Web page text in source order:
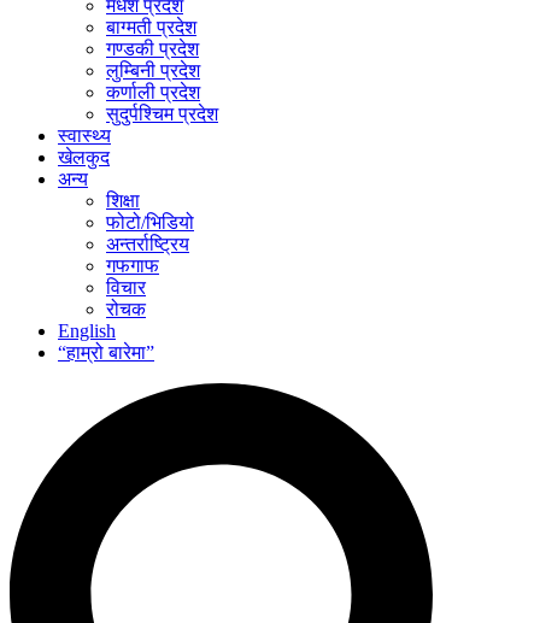
मधेश प्रदेश
बाग्मती प्रदेश
गण्डकी प्रदेश
लुम्बिनी प्रदेश
कर्णाली प्रदेश
सुदुर्पश्चिम प्रदेश
स्वास्थ्य
खेलकुद
अन्य
शिक्षा
फोटो/भिडियो
अन्तर्राष्ट्रिय
गफगाफ
विचार
रोचक
English
“हाम्रो बारेमा”